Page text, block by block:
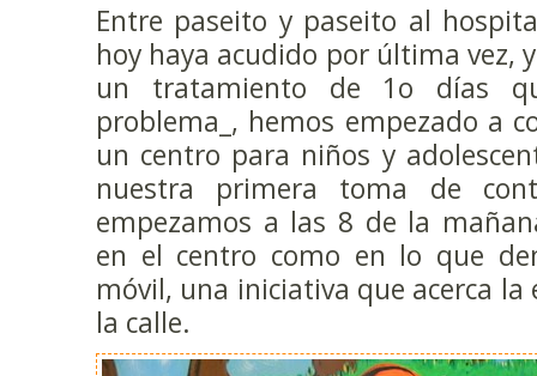
Entre paseito y paseito al
hoy haya acudido por última vez,
un tratamiento de 1o días
problema_, hemos empezado a
un centro para niños y
nuestra primera toma de
empezamos a las 8 de la
en el centro como en lo que
móvil, una iniciativa que acerca la
la calle.